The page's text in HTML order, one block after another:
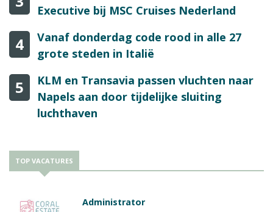
Executive bij MSC Cruises Nederland
4
Vanaf donderdag code rood in alle 27
grote steden in Italië
5
KLM en Transavia passen vluchten naar
Napels aan door tijdelijke sluiting
luchthaven
TOP VACATURES
Administrator